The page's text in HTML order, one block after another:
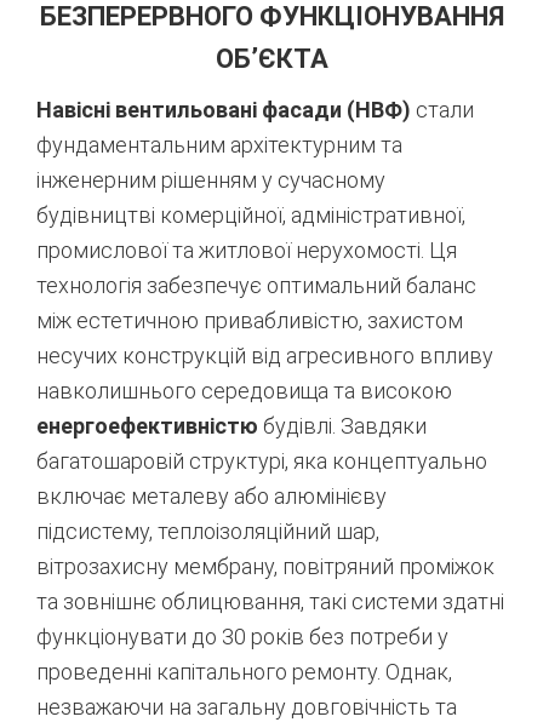
БЕЗПЕРЕРВНОГО ФУНКЦІОНУВАННЯ
ОБ’ЄКТА
Навісні вентильовані фасади (НВФ) стали
фундаментальним архітектурним та
інженерним рішенням у сучасному
будівництві комерційної, адміністративної,
промислової та житлової нерухомості. Ця
технологія забезпечує оптимальний баланс
між естетичною привабливістю, захистом
несучих конструкцій від агресивного впливу
навколишнього середовища та високою
енергоефективністю будівлі. Завдяки
багатошаровій структурі, яка концептуально
включає металеву або алюмінієву
підсистему, теплоізоляційний шар,
вітрозахисну мембрану, повітряний проміжок
та зовнішнє облицювання, такі системи здатні
функціонувати до 30 років без потреби у
проведенні капітального ремонту. Однак,
незважаючи на загальну довговічність та